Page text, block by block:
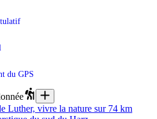
du GPS
Luther, vivre la nature sur 74 km